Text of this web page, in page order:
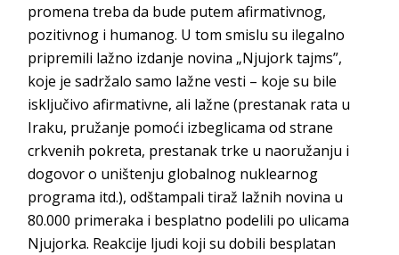
promena treba da bude putem afirmativnog,
pozitivnog i humanog. U tom smislu su ilegalno
pripremili lažno izdanje novina „Njujork tajms”,
koje je sadržalo samo lažne vesti – koje su bile
isključivo afirmativne, ali lažne (prestanak rata u
Iraku, pružanje pomoći izbeglicama od strane
crkvenih pokreta, prestanak trke u naoružanju i
dogovor o uništenju globalnog nuklearnog
programa itd.), odštampali tiraž lažnih novina u
80.000 primeraka i besplatno podelili po ulicama
Njujorka. Reakcije ljudi koji su dobili besplatan